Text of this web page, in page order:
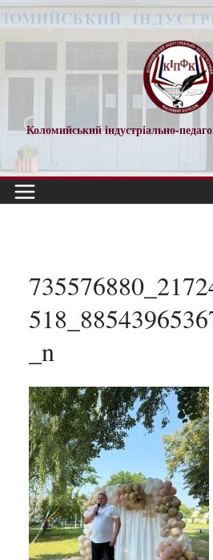
Перейти
до
Коломийський індустріально-
_n